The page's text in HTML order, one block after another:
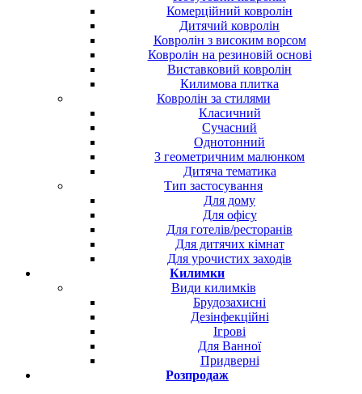
Комерційний ковролін
Дитячий ковролін
Ковролін з високим ворсом
Ковролін на резиновій основі
Виставковий ковролін
Килимова плитка
Ковролін за стилями
Класичний
Сучасний
Однотонний
З геометричним малюнком
Дитяча тематика
Тип застосування
Для дому
Для офісу
Для готелів/ресторанів
Для дитячих кімнат
Для урочистих заходів
Килимки
Види килимків
Брудозахисні
Дезінфекційні
Ігрові
Для Ванної
Придверні
Розпродаж